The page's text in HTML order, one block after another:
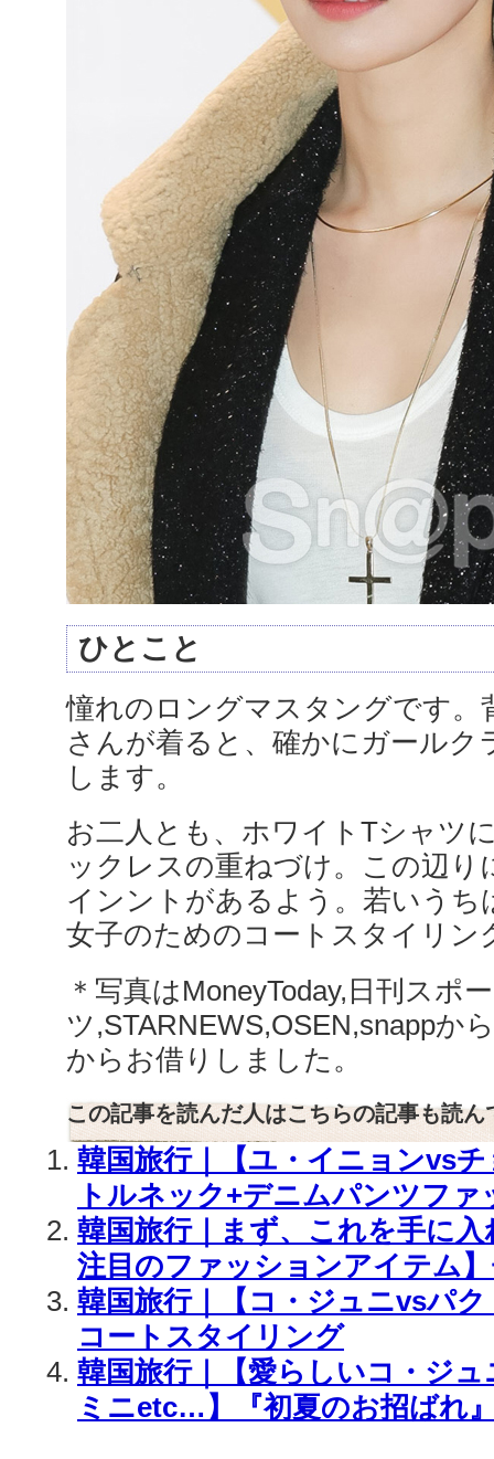
ひとこと
憧れのロングマスタングです。
さんが着ると、確かにガールク
します。
お二人とも、ホワイトTシャツ
ックレスの重ねづけ。この辺り
インントがあるよう。若いうち
女子のためのコートスタイリン
＊写真はMoneyToday,日刊スポー
ツ,STARNEWS,OSEN,snappか
からお借りしました。
この記事を読んだ人はこちらの記事も読ん
韓国旅行｜【ユ・イニョンvs
トルネック+デニムパンツファ
韓国旅行｜まず、これを手に入
注目のファッションアイテム
韓国旅行｜【コ・ジュニvsパ
コートスタイリング
韓国旅行｜【愛らしいコ・ジ
ミニetc…】『初夏のお招ばれ